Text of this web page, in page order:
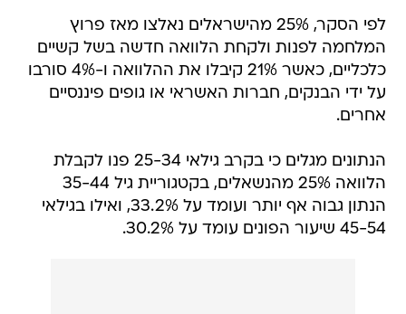
לפי הסקר, 25% מהישראלים נאלצו מאז פרוץ
המלחמה לפנות ולקחת הלוואה חדשה בשל קשיים
כלכליים, כאשר 21% קיבלו את ההלוואה ו-4% סורבו
על ידי הבנקים, חברות האשראי או גופים פיננסיים
אחרים.
הנתונים מגלים כי בקרב גילאי 25-34 פנו לקבלת
הלוואה 25% מהנשאלים, בקטגוריית גיל 35-44
הנתון גבוה אף יותר ועומד על 33.2%, ואילו בגילאי
45-54 שיעור הפונים עומד על 30.2%.